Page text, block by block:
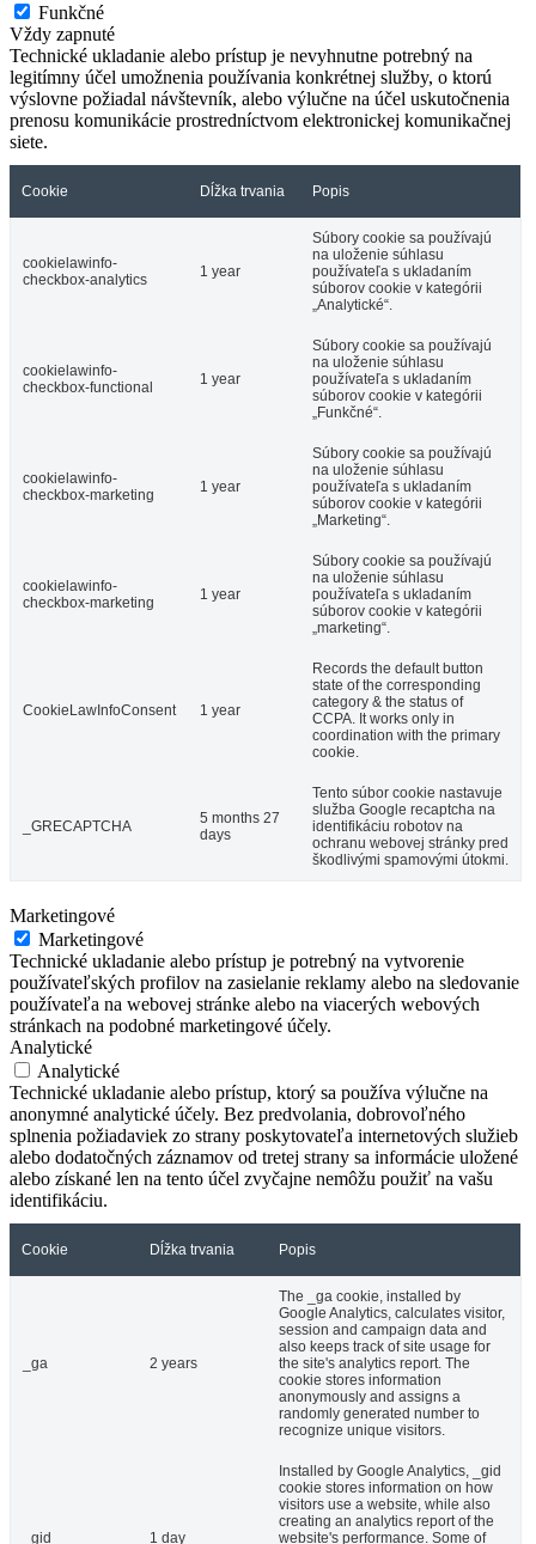
Funkčné
Vždy zapnuté
Technické ukladanie alebo prístup je nevyhnutne potrebný na
legitímny účel umožnenia používania konkrétnej služby, o ktorú
výslovne požiadal návštevník, alebo výlučne na účel uskutočnenia
prenosu komunikácie prostredníctvom elektronickej komunikačnej
siete.
Cookie Dĺžka trvania Popis
cookielawinfo-
checkbox-analytics
1 year
Súbory cookie sa používajú
na uloženie súhlasu
používateľa s ukladaním
súborov cookie v kategórii
„Analytické“.
cookielawinfo-
checkbox-functional
1 year
Súbory cookie sa používajú
na uloženie súhlasu
používateľa s ukladaním
súborov cookie v kategórii
„Funkčné“.
cookielawinfo-
checkbox-marketing
1 year
Súbory cookie sa používajú
na uloženie súhlasu
používateľa s ukladaním
súborov cookie v kategórii
„Marketing“.
cookielawinfo-
checkbox-marketing
1 year
Súbory cookie sa používajú
na uloženie súhlasu
používateľa s ukladaním
súborov cookie v kategórii
„marketing“.
CookieLawInfoConsent 1 year
Records the default button
state of the corresponding
category & the status of
CCPA. It works only in
coordination with the primary
cookie.
_GRECAPTCHA
5 months 27
days
Tento súbor cookie nastavuje
služba Google recaptcha na
identifikáciu robotov na
ochranu webovej stránky pred
škodlivými spamovými útokmi.
Marketingové
Marketingové
Technické ukladanie alebo prístup je potrebný na vytvorenie
používateľských profilov na zasielanie reklamy alebo na sledovanie
používateľa na webovej stránke alebo na viacerých webových
stránkach na podobné marketingové účely.
Analytické
Analytické
Technické ukladanie alebo prístup, ktorý sa používa výlučne na
anonymné analytické účely. Bez predvolania, dobrovoľného
splnenia požiadaviek zo strany poskytovateľa internetových služieb
alebo dodatočných záznamov od tretej strany sa informácie uložené
alebo získané len na tento účel zvyčajne nemôžu použiť na vašu
identifikáciu.
Cookie Dĺžka trvania Popis
_ga 2 years
The _ga cookie, installed by
Google Analytics, calculates visitor,
session and campaign data and
also keeps track of site usage for
the site's analytics report. The
cookie stores information
anonymously and assigns a
randomly generated number to
recognize unique visitors.
_gid 1 day
Installed by Google Analytics, _gid
cookie stores information on how
visitors use a website, while also
creating an analytics report of the
website's performance. Some of